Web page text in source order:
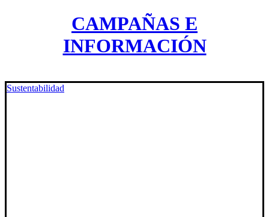
CAMPAÑAS E
INFORMACIÓN
Sustentabilidad